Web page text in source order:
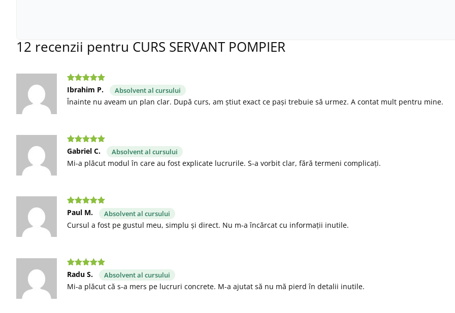
12 recenzii pentru CURS SERVANT POMPIER
Evaluat la
Ibrahim P. Absolvent al cursului
Înainte nu aveam un plan clar. După curs, am știut exact ce pași trebuie să urmez. A contat mult pentru mine.
Evaluat la
Gabriel C. Absolvent al cursului
Mi-a plăcut modul în care au fost explicate lucrurile. S-a vorbit clar, fără termeni complicați.
Evaluat la5
stele din 5
Paul M. Absolvent al cursului
Cursul a fost pe gustul meu, simplu și direct. Nu m-a încărcat cu informații inutile.
Evaluat la5
stele din 5
Radu S. Absolvent al cursului
Mi-a plăcut că s-a mers pe lucruri concrete. M-a ajutat să nu mă pierd în detalii inutile.